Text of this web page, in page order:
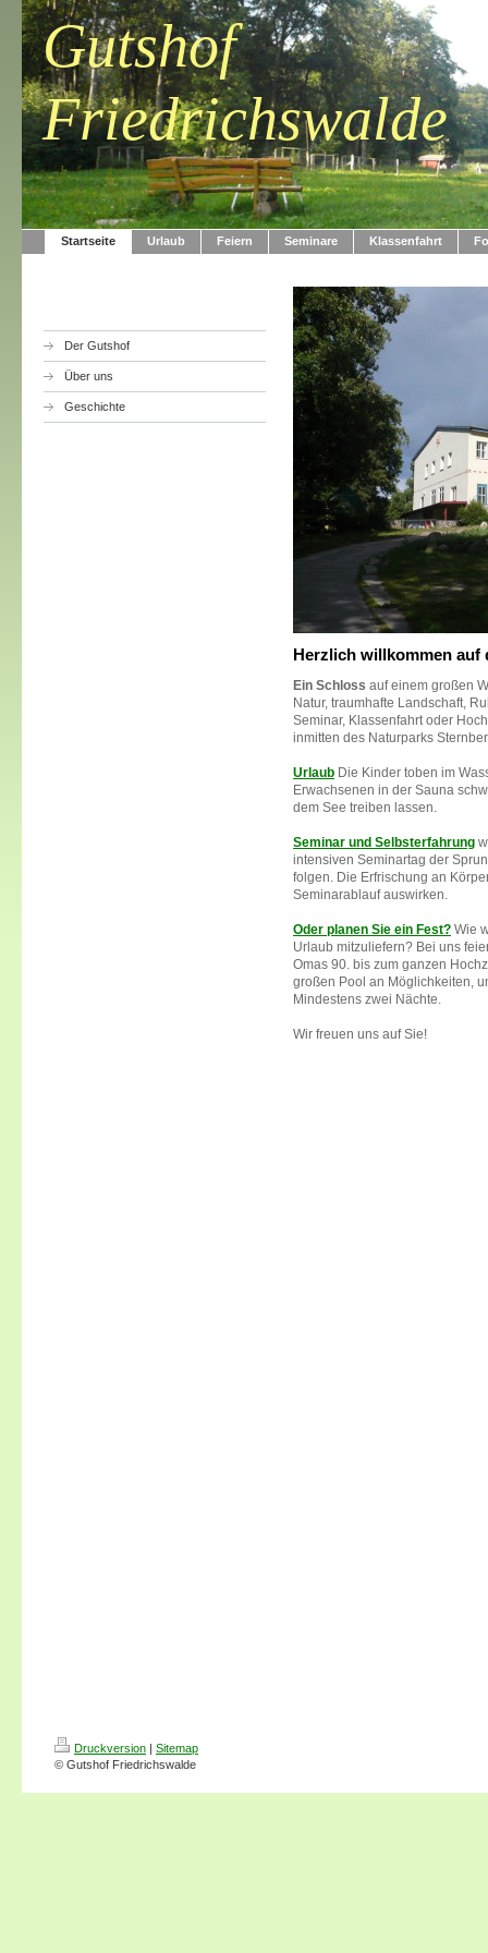
Gutshof
Friedrichswalde
Startseite Urlaub Feiern Seminare Klassenfahrt
Der Gutshof
Über uns
Geschichte
Herzlich willkommen
Ein Schloss auf einem großen
Natur, traumhafte Landschaft,
Seminar, Klassenfahrt oder
inmitten des Naturparks
Urlaub Die Kinder toben im
Erwachsenen in der Sauna
dem See treiben lassen.
Seminar und Selbsterfahrung
intensiven Seminartag der
folgen. Die Erfrischung an
Seminarablauf auswirken.
Oder planen Sie ein Fest? Wie
Urlaub mitzuliefern? Bei uns
Omas 90. bis zum ganzen
großen Pool an Möglichkeiten,
Mindestens zwei Nächte.
Wir freuen uns auf Sie!
Druckversion
Sitemap
© Gutshof Friedrichswalde